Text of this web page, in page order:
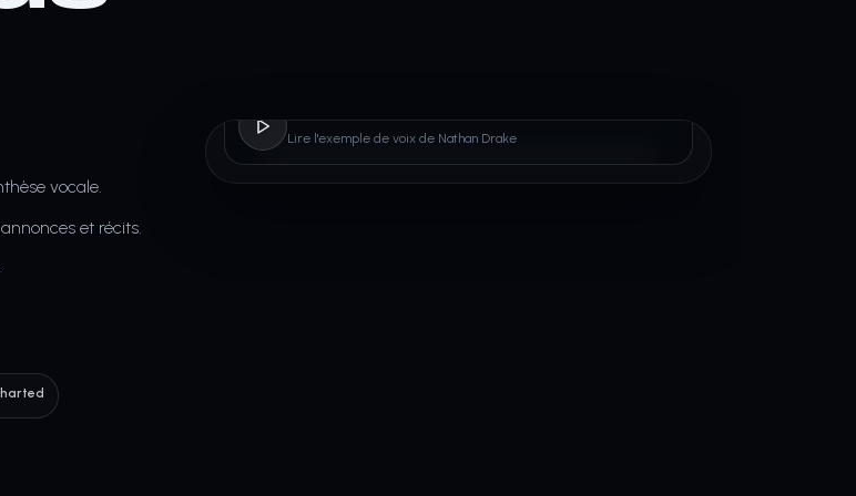
vocale.
et récits.
Lire l'exemple de voix de Nathan Drake